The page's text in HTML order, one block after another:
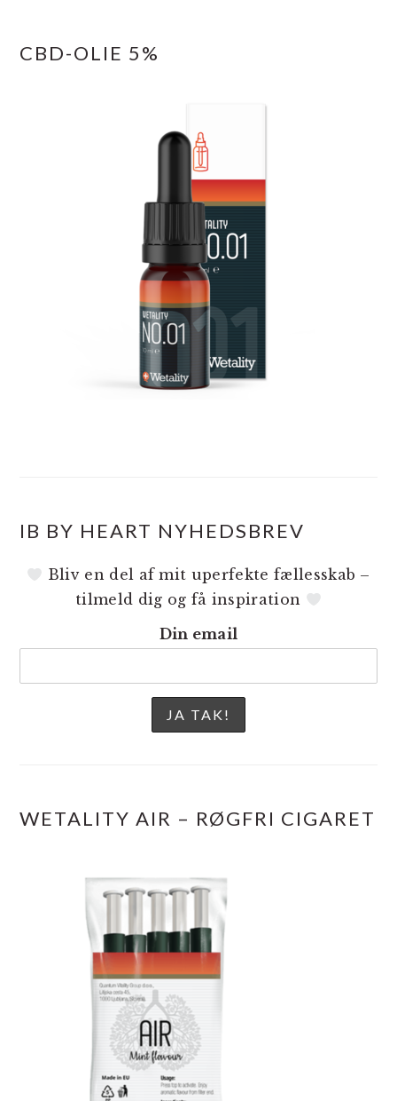
CBD-OLIE 5%
IB BY HEART NYHEDSBREV
Bliv en del af mit uperfekte fællesskab –
tilmeld dig og få inspiration
Din email
WETALITY AIR – RØGFRI CIGARET